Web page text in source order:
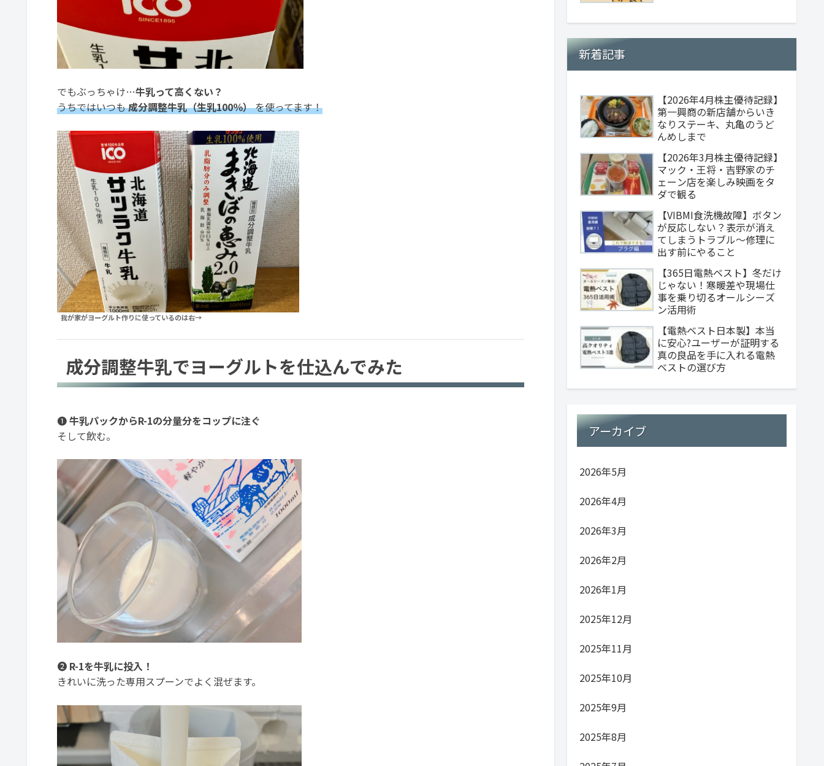
でもぶっちゃけ…牛乳って高くない？
うちではいつも成分調整牛乳（生乳100％）を使ってます！
我が家がヨーグルト作りに使っているのは右→
成分調整牛乳でヨーグルトを仕込んでみた
❶牛乳パックからR-1の分量分をコップに注ぐ
そして飲む。
❷ R-1を牛乳に投入！
きれいに洗った専用スプーンでよく混ぜます。
新着記事
【2026年4月株主優待記録】
第一興商の新店舗からいき
なりステーキ、丸亀のうど
んめしまで
【2026年3月株主優待記録】
マック・王将・吉野家のチ
ェーン店を楽しみ映画をタ
ダで観る
【VIBMI食洗機故障】ボタン
が反応しない？表示が消え
てしまうトラブル～修理に
出す前にやること
【365日電熱ベスト】冬だけ
じゃない！寒暖差や現場仕
事を乗り切るオールシーズ
ン活用術
【電熱ベスト日本製】本当
に安心?ユーザーが証明する
真の良品を手に入れる電熱
ベストの選び方
アーカイブ
2026年5月
2026年4月
2026年3月
2026年2月
2026年1月
2025年12月
2025年11月
2025年10月
2025年9月
2025年8月